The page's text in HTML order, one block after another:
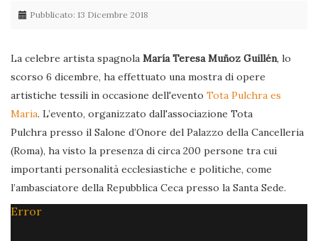
Pubblicato: 13 Dicembre 2018
La celebre artista spagnola María Teresa Muñoz Guillén, lo
scorso 6 dicembre, ha effettuato una mostra di opere
artistiche tessili in occasione dell'evento Tota Pulchra es
Maria. L’evento, organizzato dall'associazione Tota
Pulchra presso il Salone d’Onore del Palazzo della Cancelleria
(Roma), ha visto la presenza di circa 200 persone tra cui
importanti personalità ecclesiastiche e politiche, come
l’ambasciatore della Repubblica Ceca presso la Santa Sede.
Error